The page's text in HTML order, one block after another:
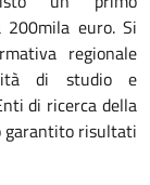
200mila euro. Si
regionale
di studio e
di ricerca della
garantito risultati